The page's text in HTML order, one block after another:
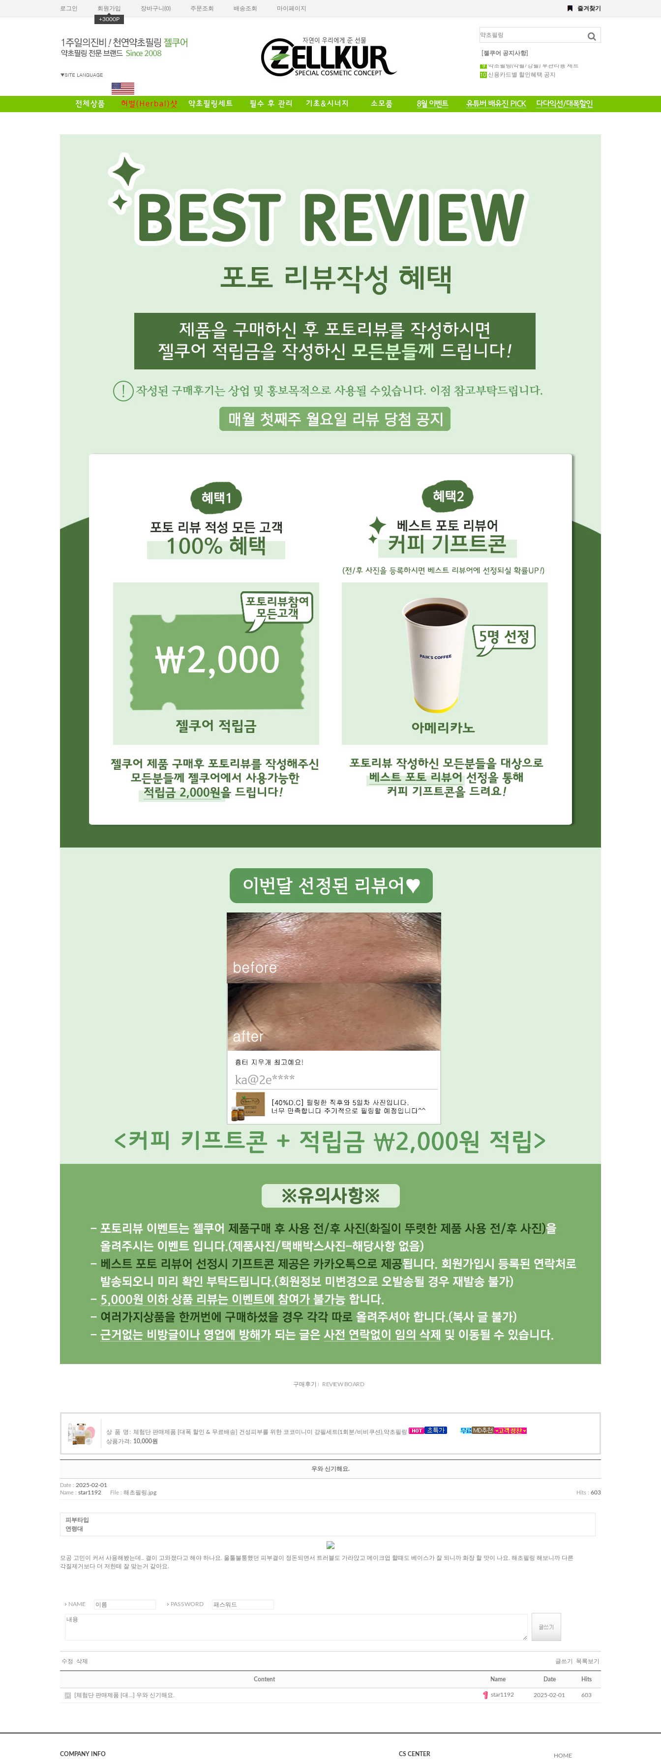
[젤쿠어 공지사항]
포토 후기 작성 요령 공지
8월 이벤트공지
약초필링 1회용 세트
신용카드별 할인혜택 공지
로그인
회원가입
+3000P
장바구니(0) 주문조회 배송조회 마이페이지 즐겨찾기
구매후기 REVIEW BOARD
상 품 명: 체험단 판매제품 [대폭 할인 & 무료배송] 건성피부를 위한 코코미니미 강필세트(1회분/비비쿠션),약초필링
상품가격: 10,000원
우와 신기해요.
Date : 2025-02-01
Name : star1192 File : 해초필링.jpg Hits : 603
피부타입
연령대
모공 고민이 커서 사용해봤는데.. 결이 고와졌다고 해야 하나요. 울툴불퉁했던 피부결이 정돈되면서 트러블도 가라앉고 메이크업 할때도 베이스가 잘 되니까 화장 할 맛이 나요. 해초필링 해보니까 다른
각질제거보다 더 저한테 잘 맞는거 같아요.
NAME PASSWORD
수정 삭제 글쓰기 목록보기
Content Name Date Hits
[체험단 판매제품 [대...] 우와 신기해요. star1192 2025-02-01 603
COMPANY INFO CS CENTER
HOME